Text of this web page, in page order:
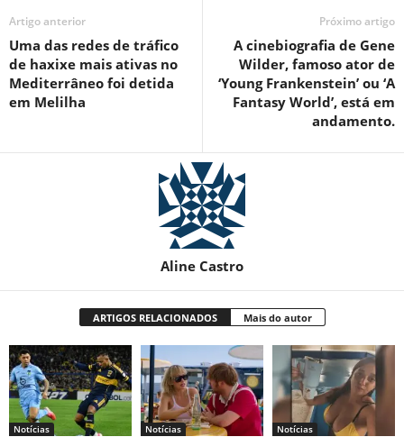
Artigo anterior
Uma das redes de tráfico
de haxixe mais ativas no
Mediterrâneo foi detida
em Melilha
Próximo artigo
A cinebiografia de Gene
Wilder, famoso ator de
‘Young Frankenstein’ ou ‘A
Fantasy World’, está em
andamento.
Aline Castro
ARTIGOS RELACIONADOS Mais do autor
Notícias Notícias Notícias